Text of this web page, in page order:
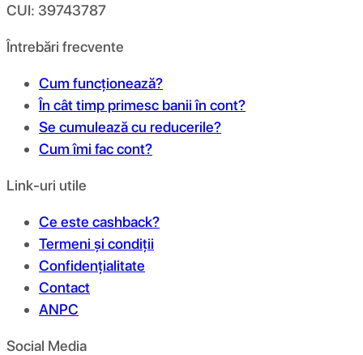
CUI: 39743787
Întrebări frecvente
Cum funcționează?
În cât timp primesc banii în cont?
Se cumulează cu reducerile?
Cum îmi fac cont?
Link-uri utile
Ce este cashback?
Termeni și condiții
Confidențialitate
Contact
ANPC
Social Media